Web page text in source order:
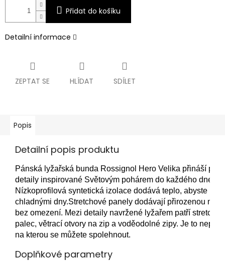
Přidat do košíku
Detailní informace
ZEPTAT SE HLÍDAT SDÍLET
Popis
Detailní popis produktu
Pánská lyžařská bunda Rossignol Hero Velika přináší
detaily inspirované Světovým pohárem do každého dne
Nízkoprofilová syntetická izolace dodává teplo, abyste
chladnými dny.Stretchové panely dodávají přirozenou
bez omezení. Mezi detaily navržené lyžařem patří
palec, větrací otvory na zip a voděodolné zipy. Je to
na kterou se můžete spolehnout.
Doplňkové parametry